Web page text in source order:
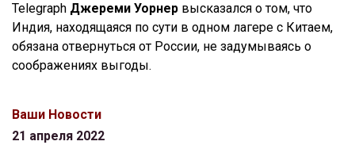
Telegraph Джереми Уорнер высказался о том, что
Индия, находящаяся по сути в одном лагере с Китаем,
обязана отвернуться от России, не задумываясь о
соображениях выгоды.
Ваши Новости
21 апреля 2022